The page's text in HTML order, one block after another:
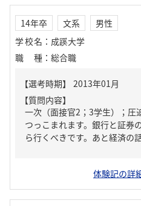
14年卒 文系
男性
学校名 ： 成蹊大学
職種 ： 総合職
【質問内容】
一次（面接官2；3学生）；
つっこまれます。銀行と証券
ら行くべきです。あと経済の
体験記の詳